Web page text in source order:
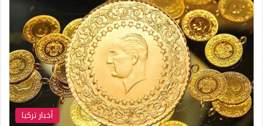
أخبار تركيا